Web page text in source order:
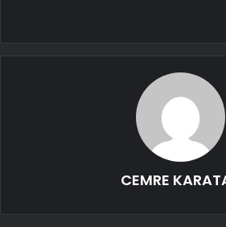
CEMRE